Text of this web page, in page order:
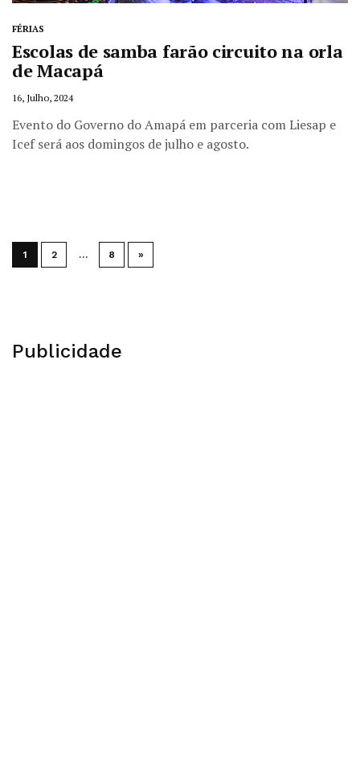
FÉRIAS
Escolas de samba farão circuito na orla
de Macapá
16, Julho, 2024
Evento do Governo do Amapá em parceria com Liesap e
Icef será aos domingos de julho e agosto.
1 2 … 8 »
Publicidade